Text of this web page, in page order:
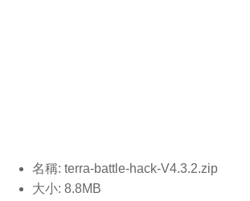
名稱: terra-battle-hack-V4.3.2.zip
大小: 8.8MB